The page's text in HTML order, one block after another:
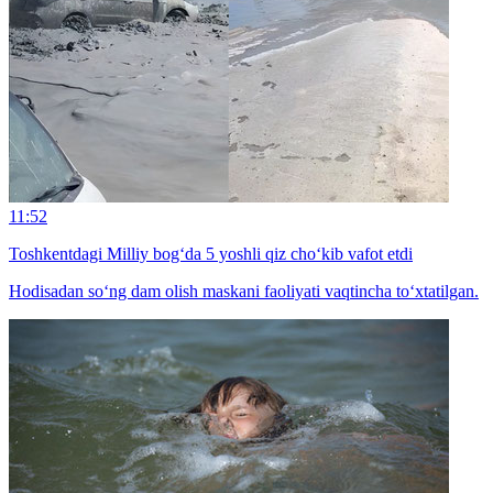
11:52
Toshkentdagi Milliy bog‘da 5 yoshli qiz cho‘kib vafot etdi
Hodisadan so‘ng dam olish maskani faoliyati vaqtincha to‘xtatilgan.